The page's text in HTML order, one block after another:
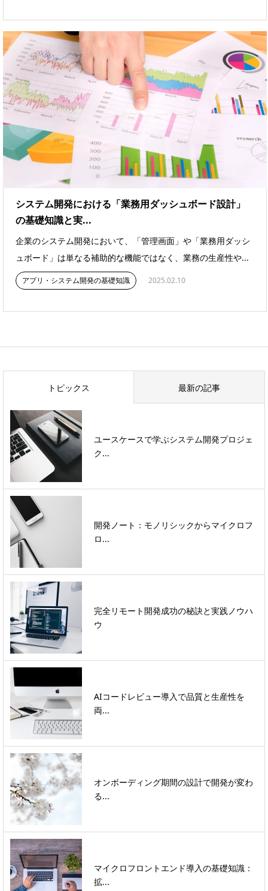
システム開発における「業務用ダッシュボード設計」
の基礎知識と実...
企業のシステム開発において、「管理画面」や「業務用ダッシ
ュボード」は単なる補助的な機能ではなく、業務の生産性や...
アプリ・システム開発の基礎知識 2025.02.10
トピックス 最新の記事
ユースケースで学ぶシステム開発プロジェ
ク...
開発ノート：モノリシックからマイクロフ
ロ...
完全リモート開発成功の秘訣と実践ノウハ
ウ
AIコードレビュー導入で品質と生産性を
両...
オンボーディング期間の設計で開発が変わ
る...
マイクロフロントエンド導入の基礎知識：
拡...